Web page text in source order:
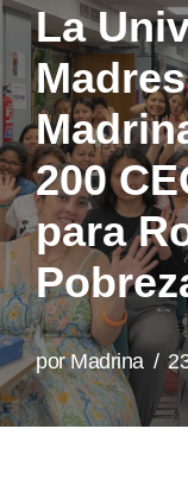
La
200
para
porMadrina